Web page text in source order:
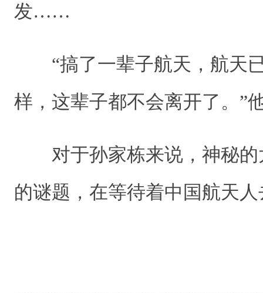
发……
“搞了一辈子航天，航天已
样，这辈子都不会离开了。
对于孙家栋来说，神秘的
的谜题，在等待着中国航天